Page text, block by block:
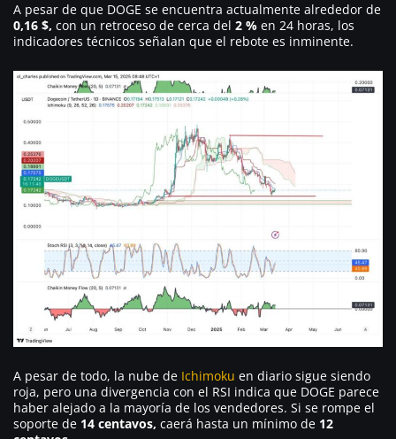
A pesar de que DOGE se encuentra actualmente alrededor de
0,16 $, con un retroceso de cerca del 2 % en 24 horas, los
indicadores técnicos señalan que el rebote es inminente.
A pesar de todo, la nube de Ichimoku en diario sigue siendo
roja, pero una divergencia con el RSI indica que DOGE parece
haber alejado a la mayoría de los vendedores. Si se rompe el
soporte de 14 centavos, caerá hasta un mínimo de 12